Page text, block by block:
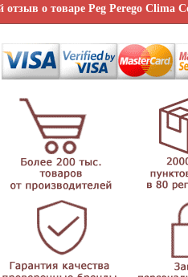
отзыв о товаре Peg Perego Clima